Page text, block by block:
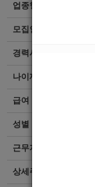
업종형태
모집인원
경력사항
나이제한
급여
성별
근무지역
상세주소